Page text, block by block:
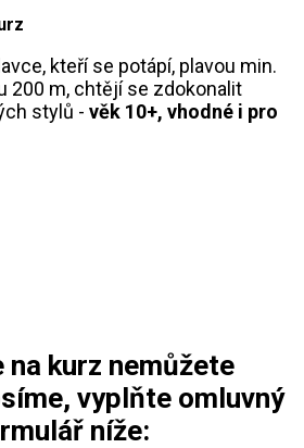
kteří se potápí, plavou min.
200 m, chtějí se zdokonalit
stylů - věk 10+, vhodné i pro
na kurz nemůžete
vyplňte omluvný
níže: